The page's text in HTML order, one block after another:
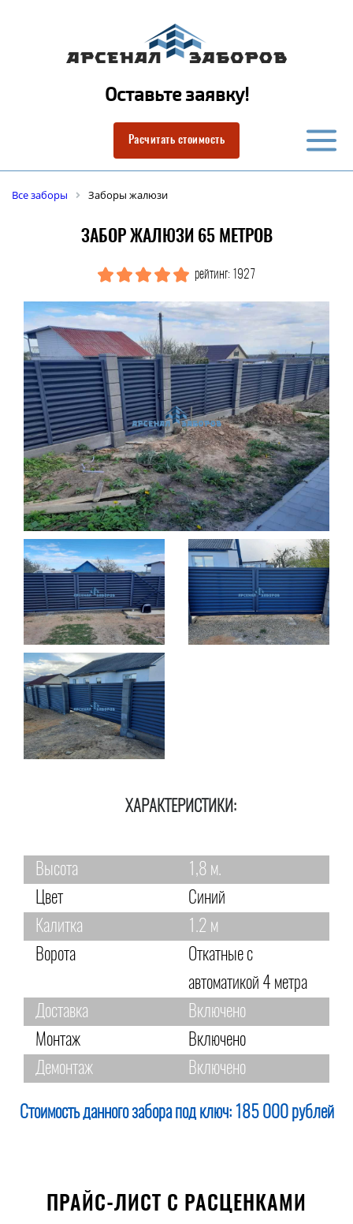
Оставьте заявку!
Расчитать стоимость
Все заборы Заборы жалюзи
ЗАБОР ЖАЛЮЗИ 65 МЕТРОВ
рейтинг: 1927
ХАРАКТЕРИСТИКИ:
Высота
1,8 м.
Цвет
Синий
Калитка
1.2 м
Ворота
Откатные с
автоматикой 4 метра
Доставка
Включено
Монтаж
Включено
Демонтаж
Включено
Стоимость данного забора под ключ: 185 000 рублей
ПРАЙС-ЛИСТ С РАСЦЕНКАМИ